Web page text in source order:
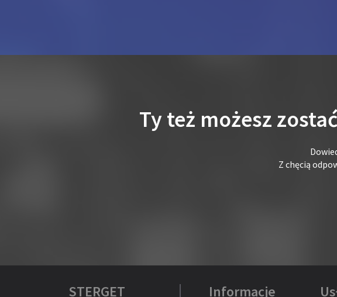
Ty też możesz
Z chęcią
STERGET Informacje